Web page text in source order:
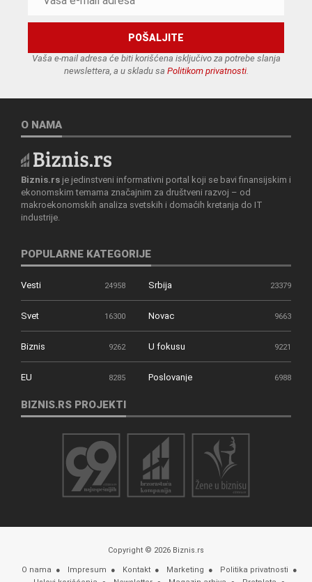
Vaša e-mail adresa će biti korišćena isključivo za potrebe slanja
newslettera, a u skladu sa Politikom privatnosti.
O NAMA
Biznis.rs je jedinstveni informativni portal koji se bavi finansijskim i
ekonomskim temama značajnim za društveni razvoj – od
makroekonomskih analiza svetskih i domaćih kretanja do IT
industrije.
POPULARNE KATEGORIJE
Vesti 24958 Srbija 23379
Svet 16300 Novac 9663
Biznis 9262 U fokusu 9221
EU 8285 Poslovanje 6988
BIZNIS.RS PROJEKTI
Copyright © 2026 Biznis.rs
O nama Impresum Kontakt Marketing
Politika privatnosti